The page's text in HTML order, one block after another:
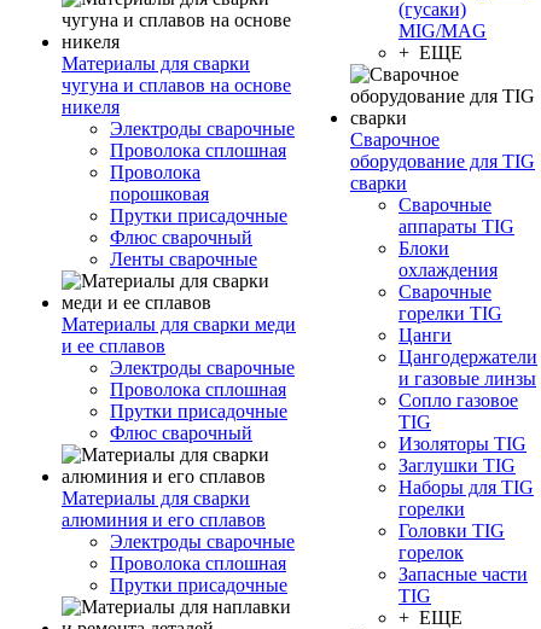
Материалы для сварки
чугуна и сплавов на основе
никеля
Электроды сварочные
Проволока сплошная
Проволока
порошковая
Прутки присадочные
Флюс сварочный
Ленты сварочные
Материалы для сварки меди
и ее сплавов
Электроды сварочные
Проволока сплошная
Прутки присадочные
Флюс сварочный
Материалы для сварки
алюминия и его сплавов
Электроды сварочные
Проволока сплошная
Прутки присадочные
(гусаки)
MIG/MAG
+ ЕЩЕ
Сварочное
оборудование для TIG
сварки
Сварочные
аппараты TIG
Блоки
охлаждения
Сварочные
горелки TIG
Цанги
Цангодержатели
и газовые линзы
Сопло газовое
TIG
Изоляторы TIG
Заглушки TIG
Наборы для TIG
горелки
Головки TIG
горелок
Запасные части
TIG
+ ЕЩЕ